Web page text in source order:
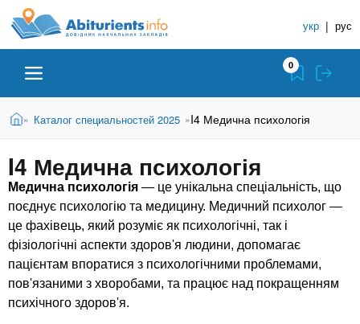
A
b
i
t
u
r
i
п
р
в
о
н
и
к
У
ч
е
б
укр | рус
Абитуриенту
Вузы
Колледжи
Курсы
0
В
д
е
с
Главная
» Каталог специальностей 2025 »I4 Медична психологія
I4 Медична психологія
Медична психологія — це унікальна спеціальність, що
поєднує психологію та медицину. Медичний психолог —
це фахівець, який розуміє як психологічні, так і
фізіологічні аспекти здоров'я людини, допомагає
пацієнтам впоратися з психологічними проблемами,
пов'язаними з хворобами, та працює над покращенням
психічного здоров'я.